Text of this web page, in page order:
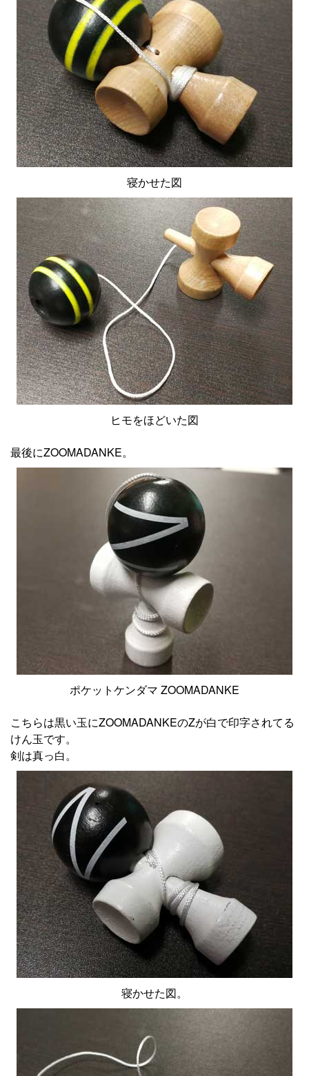
寝かせた図
ヒモをほどいた図
最後にZOOMADANKE。
ポケットケンダマ ZOOMADANKE
こちらは黒い玉にZOOMADANKEのZが白で印字されてる
けん玉です。
剣は真っ白。
寝かせた図。